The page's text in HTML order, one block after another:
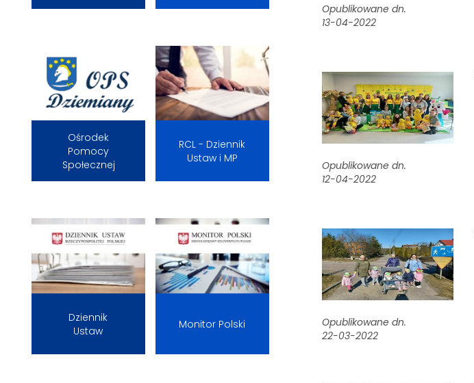
Ośrodek
Pomocy
Społecznej
RCL - Dziennik
Ustaw i MP
Dziennik
Ustaw
Monitor Polski
Opublikowane dn.
13-04-2022
Opublikowane dn.
12-04-2022
Opublikowane dn.
22-03-2022